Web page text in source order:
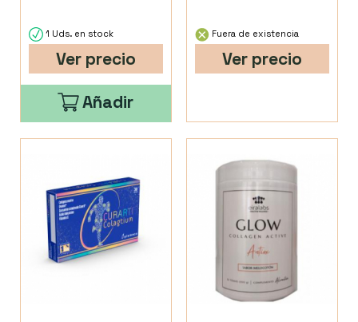
1 Uds. en stock
Ver precio
Añadir
Fuera de existencia
Ver precio